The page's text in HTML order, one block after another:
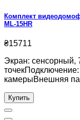
Комплект
ML-15HR
₴15711
Экран: сенсорный,
камерыВнешняя
Купить